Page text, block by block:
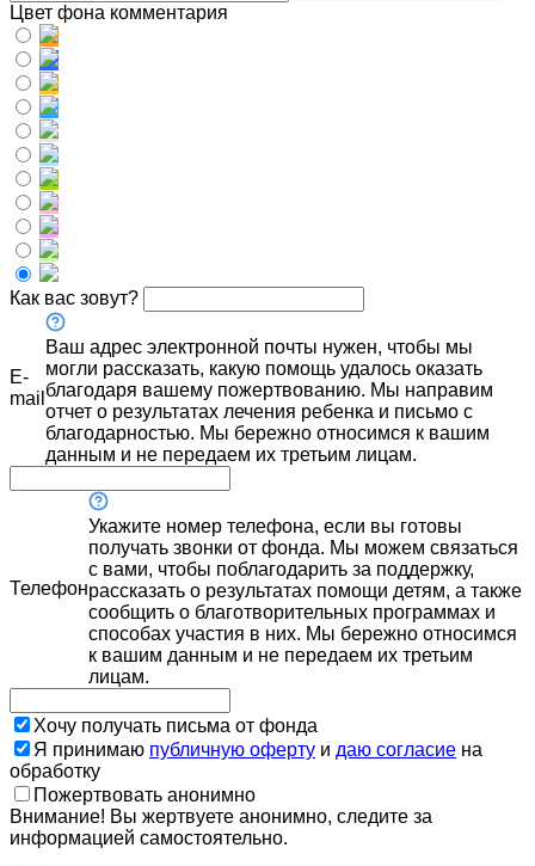
Цвет фона комментария
Как вас зовут?
E-
mail
Ваш адрес электронной почты нужен, чтобы мы
могли рассказать, какую помощь удалось оказать
благодаря вашему пожертвованию. Мы направим
отчет о результатах лечения ребенка и письмо с
благодарностью. Мы бережно относимся к вашим
данным и не передаем их третьим лицам.
Телефон
Укажите номер телефона, если вы готовы
получать звонки от фонда. Мы можем связаться
с вами, чтобы поблагодарить за поддержку,
рассказать о результатах помощи детям, а также
сообщить о благотворительных программах и
способах участия в них. Мы бережно относимся
к вашим данным и не передаем их третьим
лицам.
Хочу получать письма от фонда
Я принимаю публичную оферту и даю согласие на
обработку
Пожертвовать анонимно
Внимание! Вы жертвуете анонимно, следите за
информацией самостоятельно.